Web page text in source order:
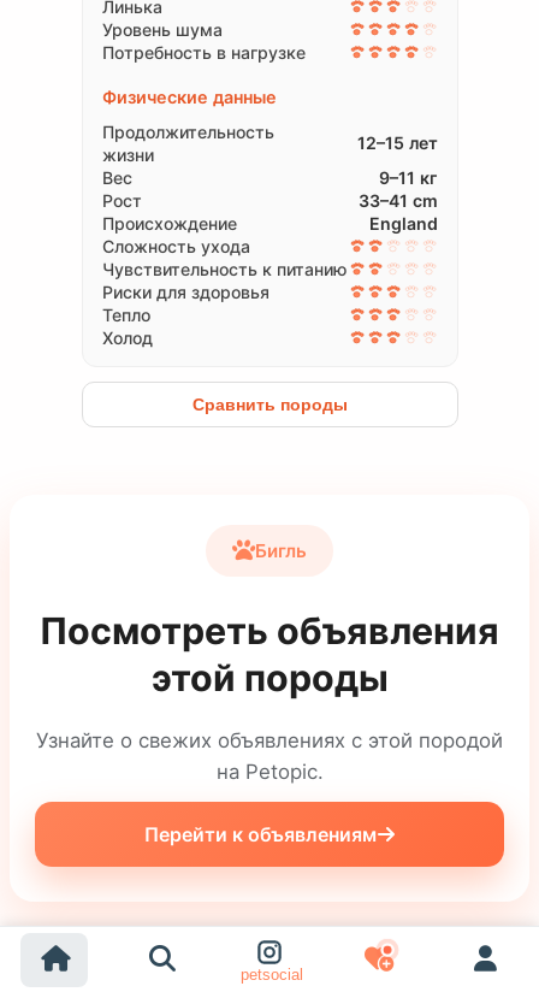
petsocial
Линька
Уровень шума
Потребность в нагрузке
Физические данные
Продолжительность
жизни
12–15 лет
Вес
9–11 кг
Рост
33–41 cm
Происхождение
England
Сложность ухода
Чувствительность к питанию
Риски для здоровья
Тепло
Холод
Сравнить породы
Бигль
Посмотреть объявления
этой породы
Узнайте о свежих объявлениях с этой породой
на Petopic.
Перейти к объявлениям